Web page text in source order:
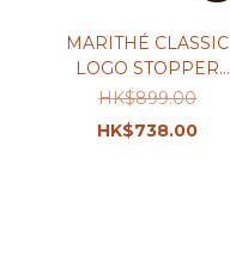
MARITHÉ CLASSIC
LOGO STOPPER
POCKET BACKPACK
HK$899.00
HK$738.00